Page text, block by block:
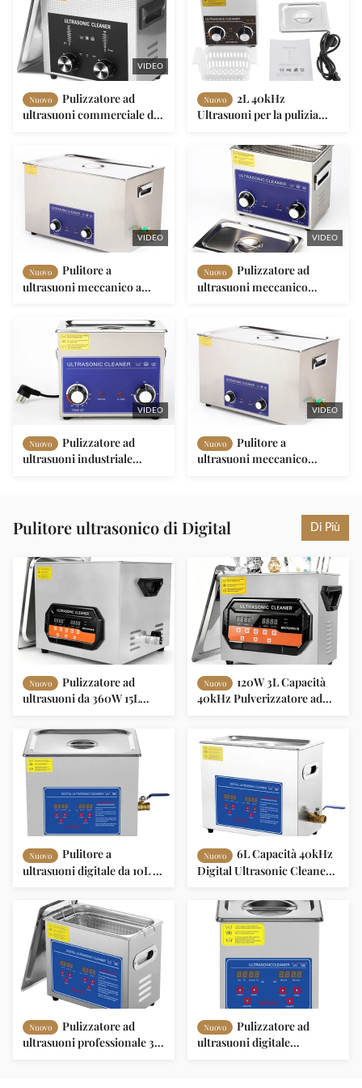
VIDEO
Nuovo
Pulizzatore ad
ultrasuoni commerciale da
Nuovo
2L 40kHz
Ultrasuoni per la pulizia
VIDEO
Nuovo
Pulitore a
ultrasuoni meccanico a
alta capacità con serbatoio
in SUS304 e 1 anno di
garanzia
VIDEO
Nuovo
Pulizzatore ad
ultrasuoni meccanico
del serbatoio da 120W 3.2L
VIDEO
Nuovo
Pulizzatore ad
ultrasuoni industriale
VIDEO
Nuovo
Pulitore a
ultrasuoni meccanico
regolabile in SUS304
Pulitore ultrasonico di Digital Di Più
Nuovo
Pulizzatore ad
ultrasuoni da 360W 15L
pulizia digitale ad
ultrasuoni con frequenza
40kHz per la pulizia di parti
industriali
Nuovo
120W 3L Capacità
40kHz Pulverizzatore ad
gioielli, utensili e piccole
parti
Nuovo
Pulitore a
ultrasuoni digitale da 10L in
frequenza da 40kHz per
pulizia industriale e di
gioielli
Nuovo
6L Capacità 40kHz
Digital Ultrasonic Cleaner
riscaldamento per parti
industriali e gioielli
Nuovo
Pulizzatore ad
ultrasuoni professionale 3L
Nuovo
Pulizzatore ad
ultrasuoni digitale